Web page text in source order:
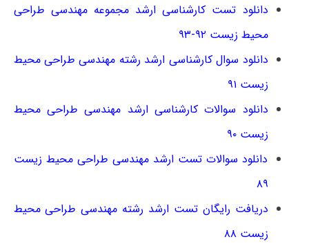
دانلود تست کارشناسی ارشد مجموعه مهندسی طراحی
محیط زیست ۹۲-۹۳
دانلود سوال کارشناسی ارشد رشته مهندسی طراحی محیط
زیست ۹۱
دانلود سوالات کارشناسی ارشد مهندسی طراحی محیط
زیست ۹۰
دانلود سوالات تست ارشد مهندسی طراحی محیط زیست
۸۹
دریافت رایگان تست ارشد رشته مهندسی طراحی محیط
زیست ۸۸